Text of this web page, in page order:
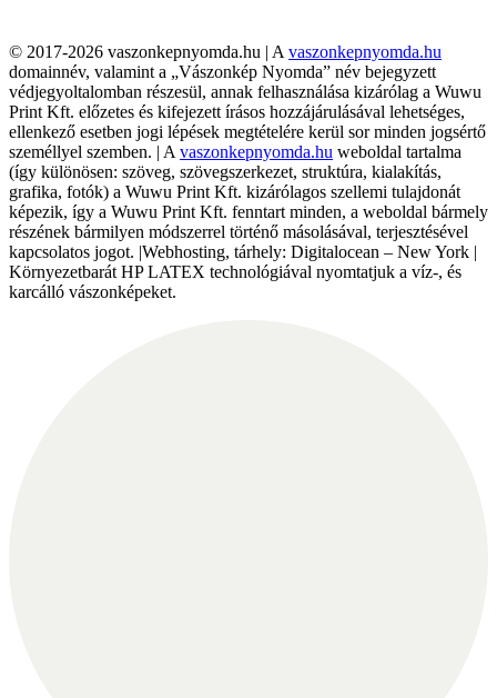
© 2017-2026 vaszonkepnyomda.hu | A vaszonkepnyomda.hu
domainnév, valamint a „Vászonkép Nyomda” név bejegyzett
védjegyoltalomban részesül, annak felhasználása kizárólag a Wuwu
Print Kft. előzetes és kifejezett írásos hozzájárulásával lehetséges,
ellenkező esetben jogi lépések megtételére kerül sor minden jogsértő
személlyel szemben. | A vaszonkepnyomda.hu weboldal tartalma
(így különösen: szöveg, szövegszerkezet, struktúra, kialakítás,
grafika, fotók) a Wuwu Print Kft. kizárólagos szellemi tulajdonát
képezik, így a Wuwu Print Kft. fenntart minden, a weboldal bármely
részének bármilyen módszerrel történő másolásával, terjesztésével
kapcsolatos jogot. |Webhosting, tárhely: Digitalocean – New York |
Környezetbarát HP LATEX technológiával nyomtatjuk a víz-, és
karcálló vászonképeket.